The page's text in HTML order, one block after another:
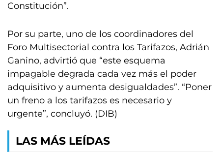
Constitución”.
Por su parte, uno de los coordinadores del
Foro Multisectorial contra los Tarifazos, Adrián
Ganino, advirtió que “este esquema
impagable degrada cada vez más el poder
adquisitivo y aumenta desigualdades”. “Poner
un freno a los tarifazos es necesario y
urgente”, concluyó. (DIB)
LAS MÁS LEÍDAS